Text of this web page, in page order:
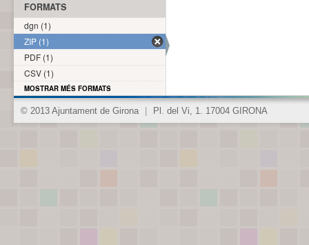
FORMATS
dgn (1)
ZIP (1)
PDF (1)
CSV (1)
MOSTRAR MÉS FORMATS
© 2013 Ajuntament de Girona Pl. del Vi, 1. 17004 GIRONA